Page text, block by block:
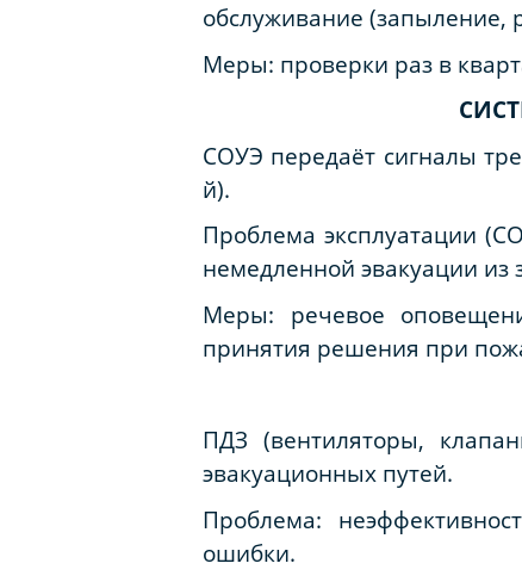
обслуживание (запыление,
Меры: проверки раз в
СОУЭ передаёт сигналы
й).
Проблема эксплуатации
немедленной эвакуации из
Меры: речевое
принятия решения при
ПДЗ (вентиляторы,
эвакуационных путей.
Проблема:
ошибки.